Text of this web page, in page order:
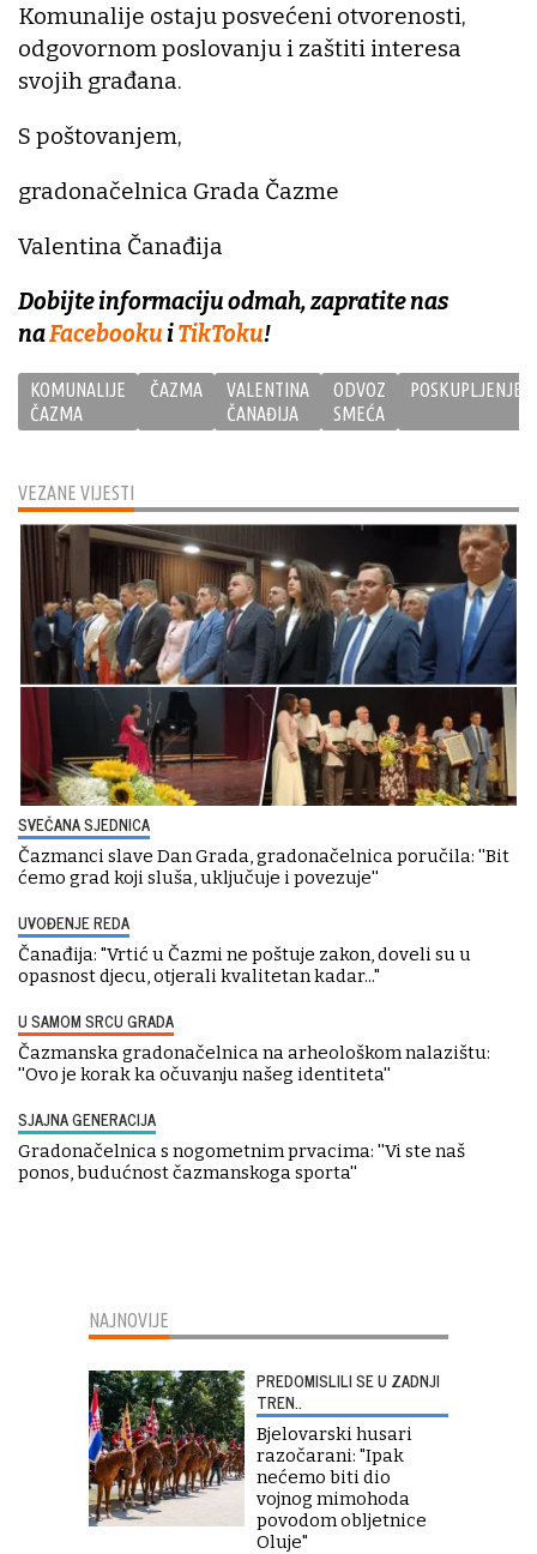
VEZANE VIJESTI
SVEČANA SJEDNICA
Čazmanci slave Dan Grada, gradonačelnica poručila: ''Bit
ćemo grad koji sluša, uključuje i povezuje''
UVOĐENJE REDA
Čanađija: "Vrtić u Čazmi ne poštuje zakon, doveli su u
opasnost djecu, otjerali kvalitetan kadar..."
U SAMOM SRCU GRADA
Čazmanska gradonačelnica na arheološkom nalazištu:
''Ovo je korak ka očuvanju našeg identiteta''
SJAJNA GENERACIJA
Gradonačelnica s nogometnim prvacima: ''Vi ste naš
ponos, budućnost čazmanskoga sporta''
Komunalije ostaju posvećeni otvorenosti,
odgovornom poslovanju i zaštiti interesa
svojih građana.
S poštovanjem,
gradonačelnica Grada Čazme
Valentina Čanađija
Dobijte informaciju odmah, zapratite nas
naFacebookuiTikToku!
KOMUNALIJE
ČAZMA
ČAZMA
VALENTINA
ČANAĐIJA
ODVOZ
SMEĆA
POSKUPLJENJE
NAJNOVIJE
PREDOMISLILI SE U ZADNJI
TREN..
Bjelovarski husari
razočarani: "Ipak
nećemo biti dio
vojnog mimohoda
povodom obljetnice
Oluje"